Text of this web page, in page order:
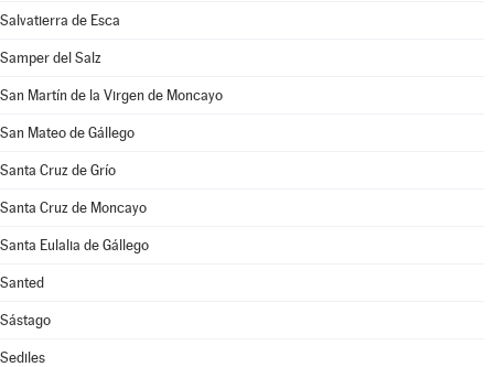
Salvatierra de Esca
Samper del Salz
San Martín de la Virgen de Moncayo
San Mateo de Gállego
Santa Cruz de Grío
Santa Cruz de Moncayo
Santa Eulalia de Gállego
Santed
Sástago
Sediles